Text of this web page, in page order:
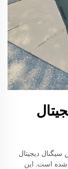
دیجیتال
شده است. این